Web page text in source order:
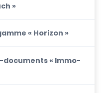
»
« Horizon »
documents « Immo-